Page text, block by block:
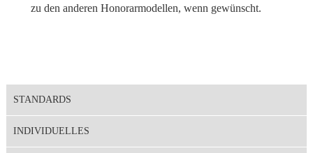
zu den anderen Honorarmodellen, wenn gewünscht.
STANDARDS
INDIVIDUELLES